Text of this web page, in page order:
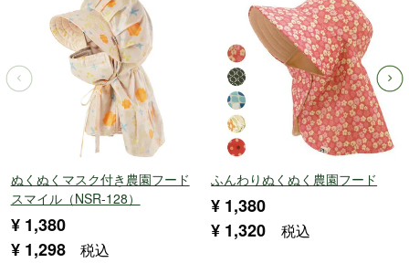
ぬくぬくマスク付き農園フード
スマイル（NSR-128）
¥ 1,380
¥ 1,298 税込
ふんわりぬくぬく農園フード
¥ 1,380
¥ 1,320 税込